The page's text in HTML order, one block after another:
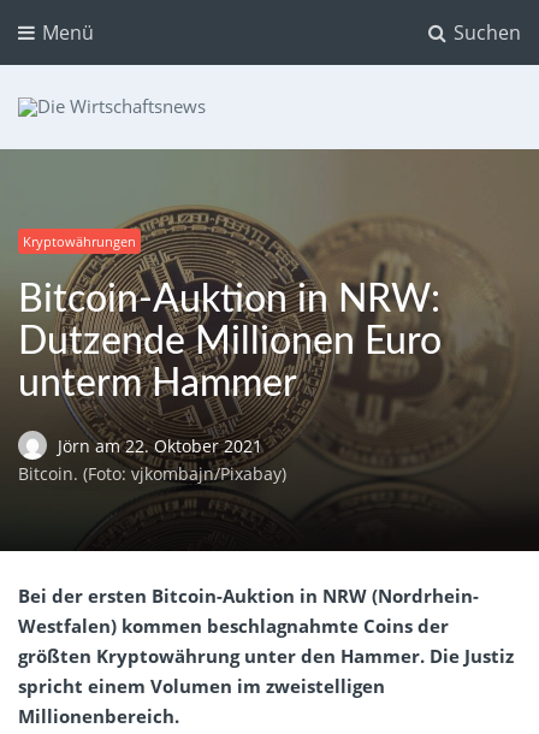
Suchen
Menü
Kryptowährungen
Bitcoin-Auktion in NRW:
Dutzende Millionen Euro
unterm Hammer
Jörnam 22. Oktober 2021
Bitcoin. (Foto: vjkombajn/Pixabay)
Bei der ersten Bitcoin-Auktion in NRW (Nordrhein-
Westfalen) kommen beschlagnahmte Coins der
größten Kryptowährung unter den Hammer. Die Justiz
spricht einem Volumen im zweistelligen
Millionenbereich.